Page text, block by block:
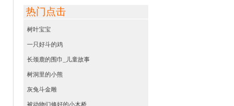
热门点击
树叶宝宝
一只好斗的鸡
长颈鹿的围巾_儿童故事
树洞里的小熊
灰兔斗金雕
被动物们修好的小木桥